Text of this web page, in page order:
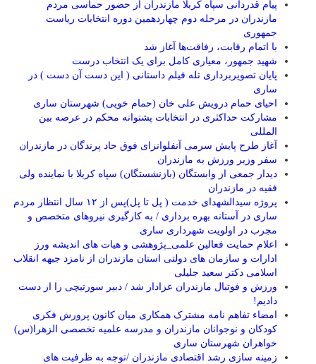
پیام قدردانی سپاه کربلا مازندران از حضور حماسی مردم
مازندران در مرحله دوم چهاردهمین دوره انتخابات ریاست
جمهوری
با اتمام رقابت، رفاقت‌ها آغاز شد
شهید جمهور، معیاری کامل برای یک انتخاب درست
پایان تصویربرداری تله فیلم داستانی ( این دست آن دست ) در
ساری
احیای حمام درویش علی خان (حمام خویی) شهرستان ساری
مشارکت حداکثری در انتخابات پشتوانه محکم در عرصه بین
المللی
آغاز طرح پایش سرمی آنفلوانزای فوق حاد پرندگان در مازندران
سفر وزیر ورزش به مازندران
دیدار جمعی از وابستگان (بازنشستگان) سپاه کربلا با نماینده ولی
فقیه در مازندران
پروژه سیدالشهدای خدمت ( پل تا پل)پس از ۱۲ سال انتظار مردم
ساری در آستانه بهره برداری / به کارگیری نیروهای متخصص و
مجرب در اولویت شهرداری ساری
اعلام حمایت فعالین علمی_پژوهشی و هیات های اندیشه ورز
ادارات و سازمان های دولتی استان مازندران از نامزد جبهه انقلاب
اسلامی دکتر سعید جلیلی
ورزش و فوتبال مازندران عزادار شد / دبیر سورتیچی را از دست
دادیم!
امضاء تفاهم نامه مشترک همکاری میان کانون پرورش فکری
کودکان و نوجوانان مازندران و مدرسه علمیه تخصصی الزهرا(س)
خواهران شهرستان ساری
زمینه سازی رشد اقتصادی مازندران /توجه به ظرفیت های